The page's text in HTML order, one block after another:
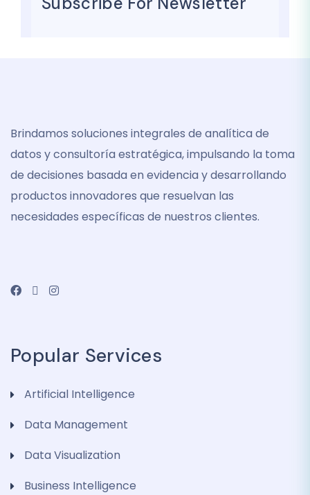
Brindamos soluciones integrales de analítica de
datos y consultoría estratégica, impulsando la toma
de decisiones basada en evidencia y desarrollando
productos innovadores que resuelvan las
necesidades específicas de nuestros clientes.
Popular Services
Artificial Intelligence
Data Management
Data Visualization
Business Intelligence